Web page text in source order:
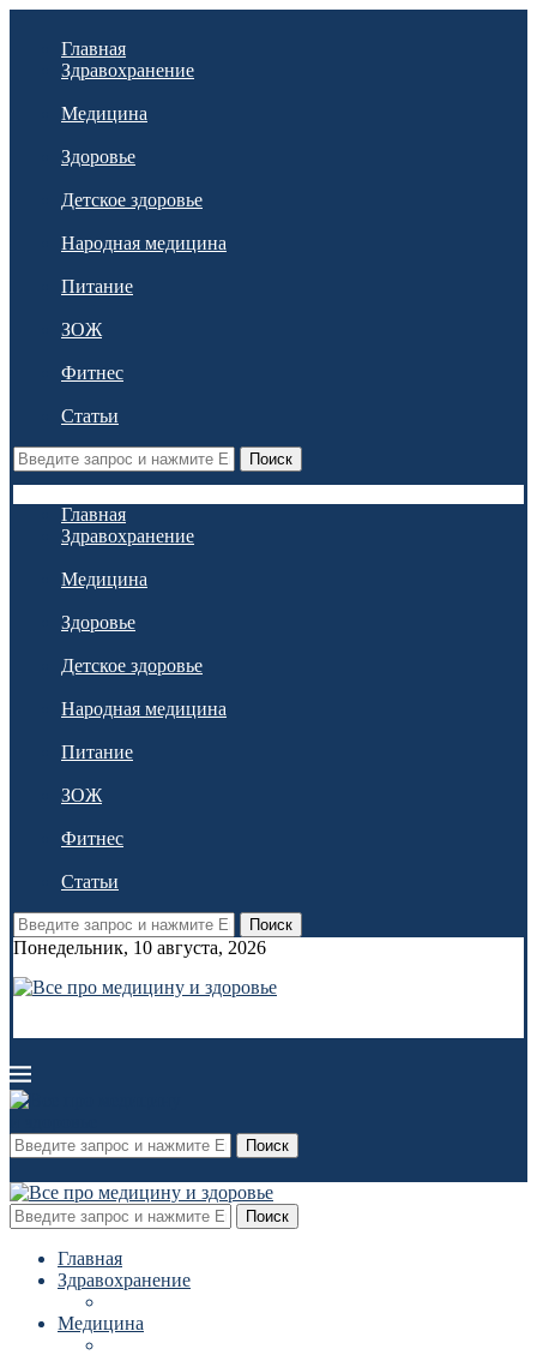
Главная
Здравохранение
Медицина
Здоровье
Детское здоровье
Народная медицина
Питание
ЗОЖ
Фитнес
Статьи
Поиск
Главная
Здравохранение
Медицина
Здоровье
Детское здоровье
Народная медицина
Питание
ЗОЖ
Фитнес
Статьи
Поиск
Понедельник, 10 августа, 2026
Поиск
Поиск
Главная
Здравохранение
Медицина